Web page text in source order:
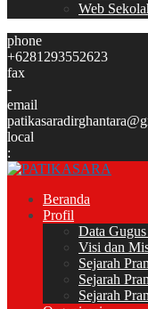
Web
phone
+6281293552623
fax
-
email
local
:
Beranda
Profil
Data
Visi dan
Sejarah
Sejarah
Sejarah